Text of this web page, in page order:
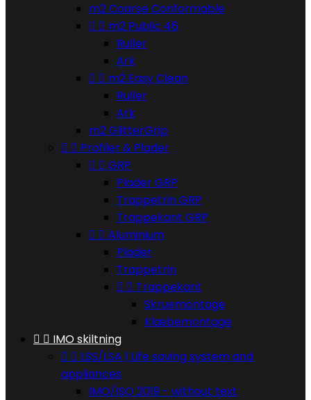
m2 Coarse Conformable
  m2 Public 46
Ruller
Ark
  m2 Easy Clean
Ruller
Ark
m2 GlitterGrip
  Profiler & Plader
  GRP
Plader GRP
Trappetrin GRP
Trappekant GRP
  Aluminium
Plader
Trappetrin
  Trappekant
Skruemontage
Klæbemontage
  IMO skiltning
  LSS/LSA | Life saving system and
appliances
IMO/ISO 2019 - without text